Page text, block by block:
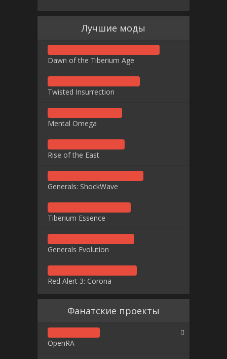
Лучшие моды
Dawn of the Tiberium Age
Twisted Insurrection
Mental Omega
Rise of the East
Generals: ShockWave
Tiberium Essence
Generals Evolution
Red Alert 3: Corona
Фанатские проекты
OpenRA